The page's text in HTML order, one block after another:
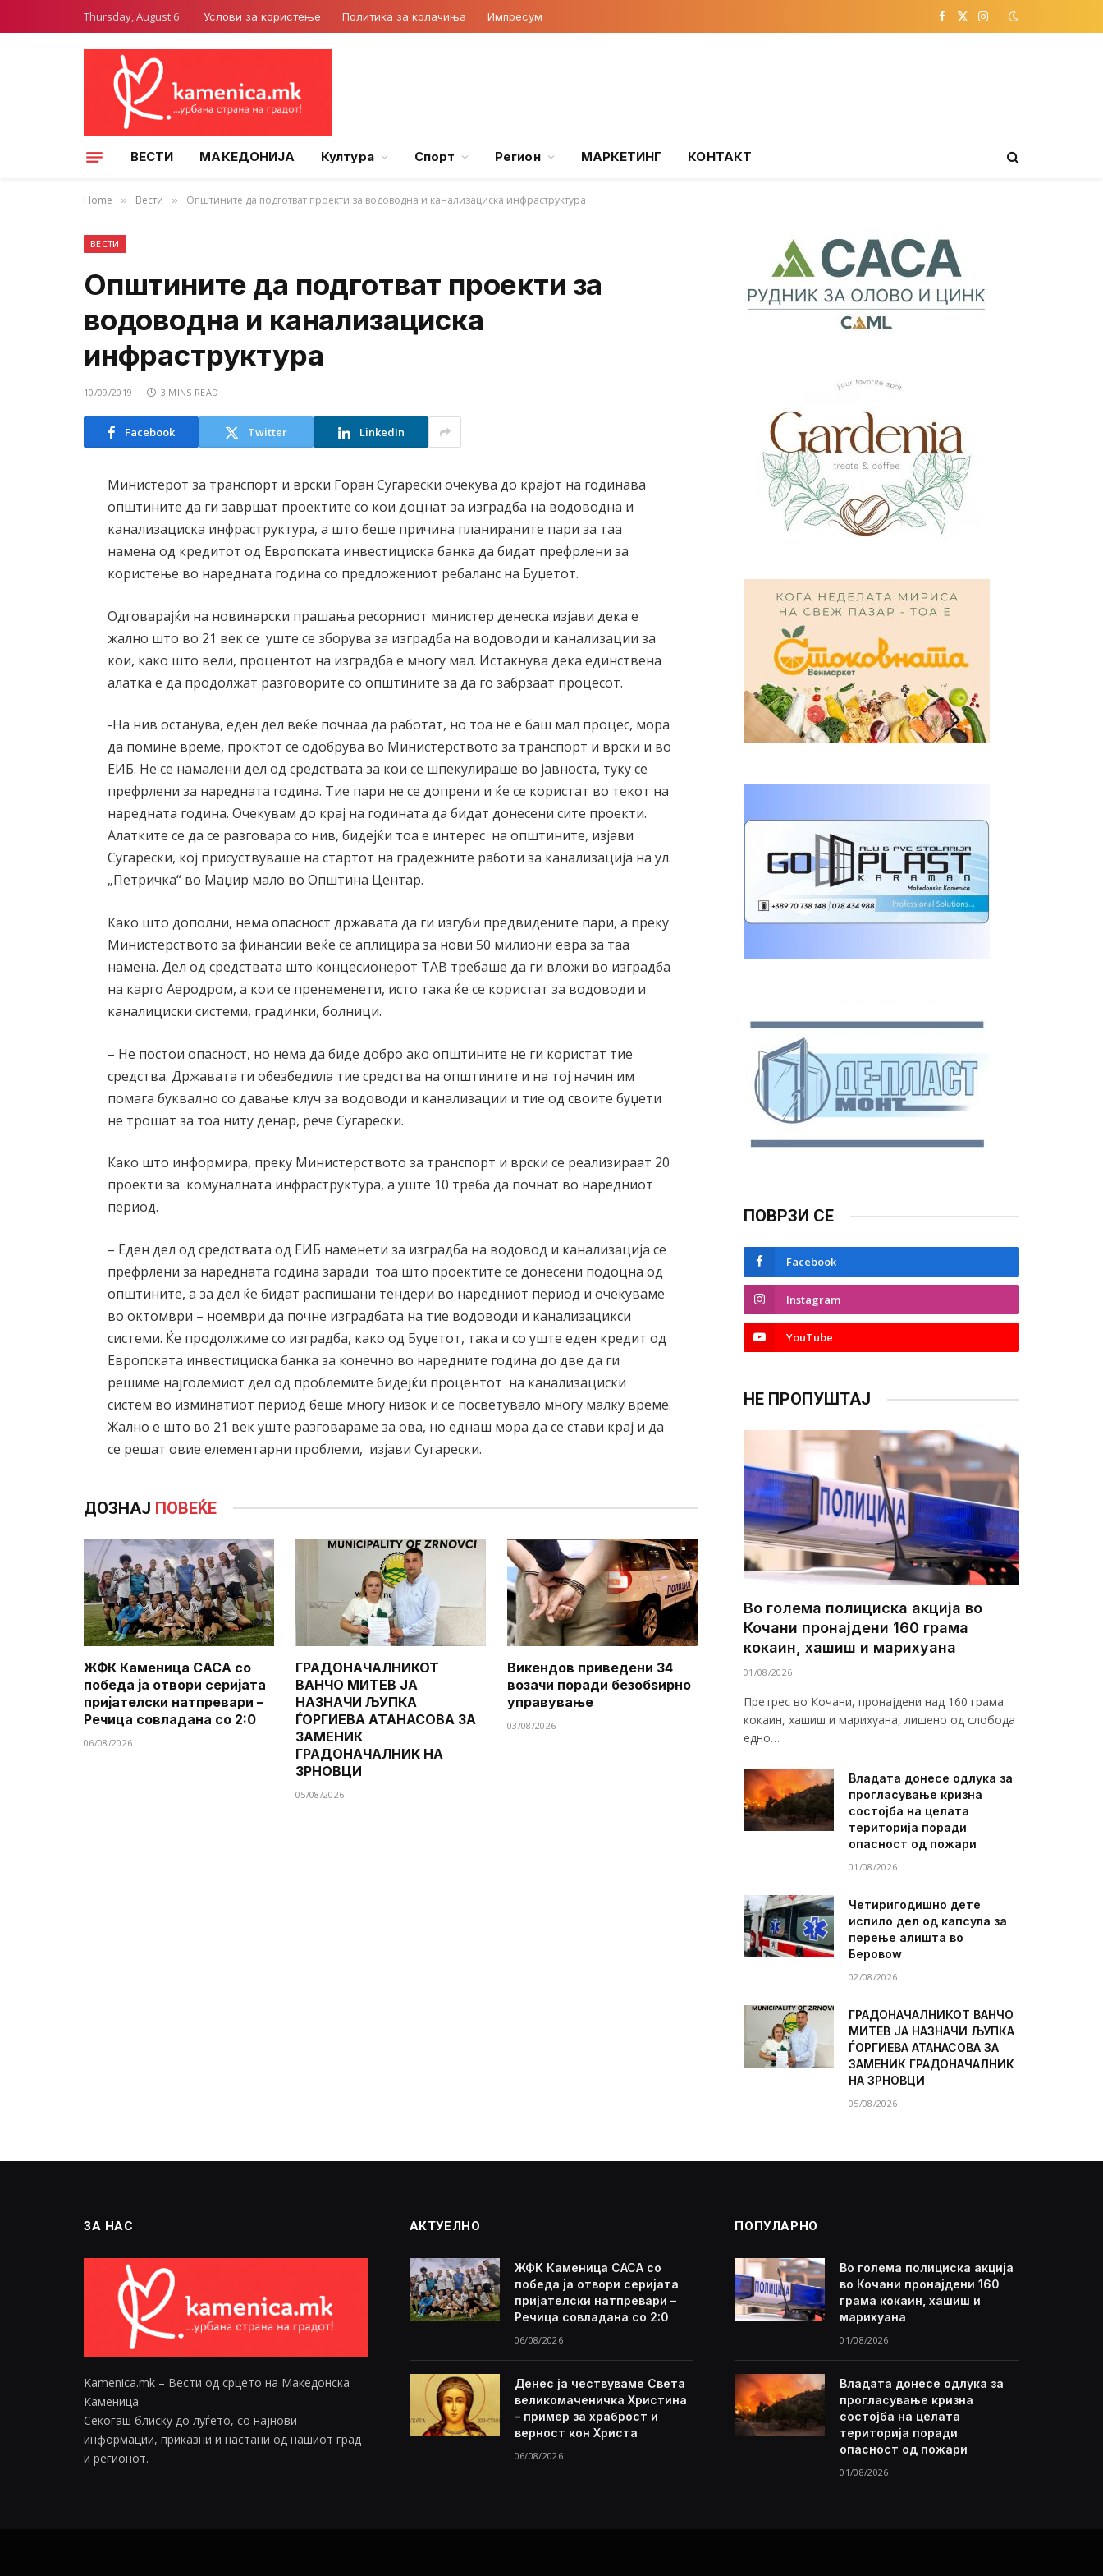
Thursday, August 6 Услови за користење Политика за колачиња Импресум Facebook
X
Instagram
ВЕСТИ МАКЕДОНИЈА Култура Спорт Регион МАРКЕТИНГ КОНТАКТ
Home » Вести » Општините да подготват проекти за водоводна и канализациска инфраструктура
ВЕСТИ
Општините да подготват проекти за
водоводна и канализациска
инфраструктура
10/09/2019 3 MINS READ
Facebook Twitter LinkedIn
Министерот за транспорт и врски Горан Сугарески очекува до крајот на годинава
општините да ги завршат проектите со кои доцнат за изградба на водоводна и
канализациска инфраструктура, а што беше причина планираните пари за таа
намена од кредитот од Европската инвестициска банка да бидат префрлени за
користење во наредната година со предложениот ребаланс на Буџетот.
Одговарајќи на новинарски прашања ресорниот министер денеска изјави дека е
жално што во 21 век се уште се зборува за изградба на водоводи и канализации за
кои, како што вели, процентот на изградба е многу мал. Истакнува дека единствена
алатка е да продолжат разговорите со општините за да го забрзаат процесот.
-На нив останува, еден дел веќе почнаа да работат, но тоа не е баш мал процес, мора
да помине време, проктот се одобрува во Министерството за транспорт и врски и во
ЕИБ. Не се намалени дел од средствата за кои се шпекулираше во јавноста, туку се
префрлени за наредната година. Тие пари не се допрени и ќе се користат во текот на
наредната година. Очекувам до крај на годината да бидат донесени сите проекти.
Алатките се да се разговара со нив, бидејќи тоа е интерес на општините, изјави
Сугарески, кој присуствуваше на стартот на градежните работи за канализација на ул.
„Петричка“ во Маџир мало во Општина Центар.
Како што дополни, нема опасност државата да ги изгуби предвидените пари, а преку
Министерството за финансии веќе се аплицира за нови 50 милиони евра за таа
намена. Дел од средствата што концесионерот ТАВ требаше да ги вложи во изградба
на карго Аеродром, а кои се пренеменети, исто така ќе се користат за водоводи и
каналициски системи, градинки, болници.
– Не постои опасност, но нема да биде добро ако општините не ги користат тие
средства. Државата ги обезбедила тие средства на општините и на тој начин им
помага буквално со давање клуч за водоводи и канализации и тие од своите буџети
не трошат за тоа ниту денар, рече Сугарески.
Како што информира, преку Министерството за транспорт и врски се реализираат 20
проекти за комуналната инфраструктура, а уште 10 треба да почнат во наредниот
период.
– Еден дел од средствата од ЕИБ наменети за изградба на водовод и канализација се
префрлени за наредната година заради тоа што проектите се донесени подоцна од
општините, а за дел ќе бидат распишани тендери во наредниот период и очекуваме
во октомври – ноември да почне изградбата на тие водоводи и канализацикси
системи. Ќе продолжиме со изградба, како од Буџетот, така и со уште еден кредит од
Европската инвестициска банка за конечно во наредните година до две да ги
решиме најголемиот дел од проблемите бидејќи процентот на канализациски
систем во изминатиот период беше многу низок и се посветувало многу малку време.
Жално е што во 21 век уште разговараме за ова, но еднаш мора да се стави крај и да
се решат овие елементарни проблеми, изјави Сугарески.
ДОЗНАЈ ПОВЕЌЕ
ЖФК Каменица САСА со
победа ја отвори серијата
пријателски натпревари –
Речица совладана со 2:0
06/08/2026
ГРАДОНАЧАЛНИКОТ
ВАНЧО МИТЕВ ЈА
НАЗНАЧИ ЉУПКА
ЃОРГИЕВА АТАНАСОВА ЗА
ЗАМЕНИК
ГРАДОНАЧАЛНИК НА
ЗРНОВЦИ
05/08/2026
Викендов приведени 34
возачи поради безобѕирно
управување
03/08/2026
ПОВРЗИ СЕ
Facebook
Instagram
YouTube
НЕ ПРОПУШТАЈ
Во голема полициска акција во
Кочани пронајдени 160 грама
кокаин, хашиш и марихуана
01/08/2026
Претрес во Кочани, пронајдени над 160 грама
кокаин, хашиш и марихуана, лишено од слобода
едно…
Владата донесе одлука за
прогласување кризна
состојба на целата
територија поради
опасност од пожари
01/08/2026
Четиригодишно дете
испило дел од капсула за
перење алишта во
Беровоw
02/08/2026
ГРАДОНАЧАЛНИКОТ ВАНЧО
МИТЕВ ЈА НАЗНАЧИ ЉУПКА
ЃОРГИЕВА АТАНАСОВА ЗА
ЗАМЕНИК ГРАДОНАЧАЛНИК
НА ЗРНОВЦИ
05/08/2026
ЗА НАС
Kamenica.mk – Вести од срцето на Македонска
Каменица
Секогаш блиску до луѓето, со најнови
информации, приказни и настани од нашиот град
и регионот.
АКТУЕЛНО
ЖФК Каменица САСА со
победа ја отвори серијата
пријателски натпревари –
Речица совладана со 2:0
06/08/2026
Денес ја чествуваме Света
великомаченичка Христина
– пример за храброст и
верност кон Христа
06/08/2026
ПОПУЛАРНО
Во голема полициска акција
во Кочани пронајдени 160
грама кокаин, хашиш и
марихуана
01/08/2026
Владата донесе одлука за
прогласување кризна
состојба на целата
територија поради
опасност од пожари
01/08/2026